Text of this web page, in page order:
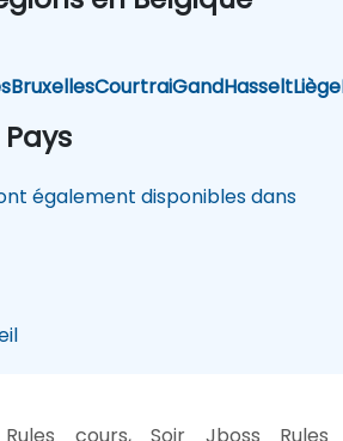
BruxellesCourtraiGandHasseltLiège
également disponibles dans